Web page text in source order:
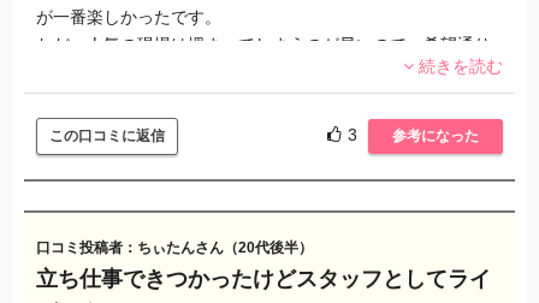
が一番楽しかったです。
ただ、人気の現場は埋まってしまうのが早いので、希望通り
続きを読む
この口コミに返信 3 参考になった
口コミ投稿者：ちぃたんさん（20代後半）
立ち仕事できつかったけどスタッフとしてライ